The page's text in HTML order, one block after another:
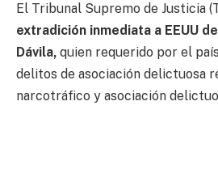
El Tribunal Supremo de Justicia
extradición inmediata a EEUU
Dávila, quien requerido por el
delitos de asociación delictuosa
narcotráfico y asociación